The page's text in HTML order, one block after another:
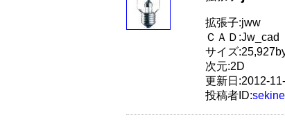
拡張子:jww
ＣＡＤ:Jw_cad
サイズ
次元:2D
更新日:2012-
投稿者ID: